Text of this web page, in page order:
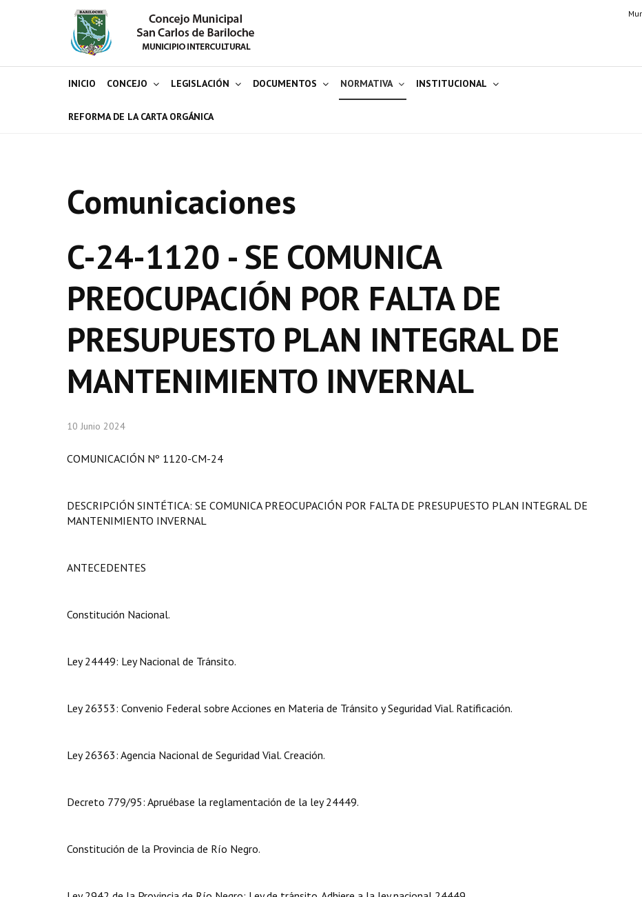
INICIO CONCEJO LEGISLACIÓN DOCUMENTOS NORMATIVA INSTITUCIONAL
REFORMA DE LA CARTA ORGÁNICA
Comunicaciones
C-24-1120 - SE COMUNICA
PREOCUPACIÓN POR FALTA DE
PRESUPUESTO PLAN INTEGRAL DE
MANTENIMIENTO INVERNAL
10 Junio 2024
COMUNICACIÓN Nº 1120-CM-24
DESCRIPCIÓN SINTÉTICA: SE COMUNICA PREOCUPACIÓN POR FALTA DE PRESUPUESTO PLAN INTEGRAL DE
MANTENIMIENTO INVERNAL
ANTECEDENTES
Constitución Nacional.
Ley 24449: Ley Nacional de Tránsito.
Ley 26353: Convenio Federal sobre Acciones en Materia de Tránsito y Seguridad Vial. Ratificación.
Ley 26363: Agencia Nacional de Seguridad Vial. Creación.
Decreto 779/95: Apruébase la reglamentación de la ley 24449.
Constitución de la Provincia de Río Negro.